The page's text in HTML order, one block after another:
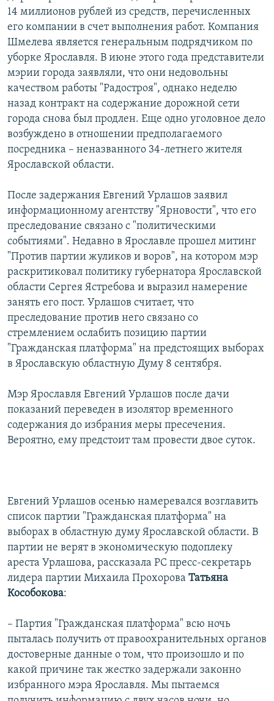
14 миллионов рублей из средств, перечисленных
его компании в счет выполнения работ. Компания
Шмелева является генеральным подрядчиком по
уборке Ярославля. В июне этого года представители
мэрии города заявляли, что они недовольны
качеством работы "Радостроя", однако неделю
назад контракт на содержание дорожной сети
города снова был продлен. Еще одно уголовное дело
возбуждено в отношении предполагаемого
посредника – неназванного 34-летнего жителя
Ярославской области.
После задержания Евгений Урлашов заявил
информационному агентству "Ярновости", что его
преследование связано с "политическими
событиями". Недавно в Ярославле прошел митинг
"Против партии жуликов и воров", на котором мэр
раскритиковал политику губернатора Ярославской
области Сергея Ястребова и выразил намерение
занять его пост. Урлашов считает, что
преследование против него связано со
стремлением ослабить позицию партии
"Гражданская платформа" на предстоящих выборах
в Ярославскую областную Думу 8 сентября.
Мэр Ярославля Евгений Урлашов после дачи
показаний переведен в изолятор временного
содержания до избрания меры пресечения.
Вероятно, ему предстоит там провести двое суток.
Евгений Урлашов осенью намеревался возглавить
список партии "Гражданская платформа" на
выборах в областную думу Ярославской области. В
партии не верят в экономическую подоплеку
ареста Урлашова, рассказала РС пресс-секретарь
лидера партии Михаила Прохорова Татьяна
Кособокова:
– Партия "Гражданская платформа" всю ночь
пыталась получить от правоохранительных органов
достоверные данные о том, что произошло и по
какой причине так жестко задержали законно
избранного мэра Ярославля. Мы пытаемся